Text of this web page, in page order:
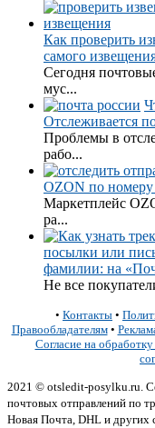
Как проверить
самого
Сегодня
мус...
Отслеживается
Проблемы в
рабо...
OZON по номеру
Маркетплейс
ра...
посылки или
фамилии: на
Не все
• Контакты •
Правообладателям•
Согласие на
2021 © otsledit-posylku.ru.
почтовых отправлений по
Новая Почта, DHL и других